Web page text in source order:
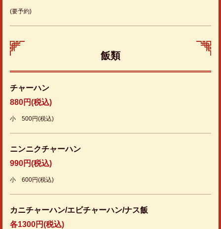
(要予約)
飯類
チャーハン
880円(税込)
小 500円(税込)
ニンニクチャーハン
990円(税込)
小 600円(税込)
カニチャーハン/エビチャーハン/ナス飯
各1300円(税込)